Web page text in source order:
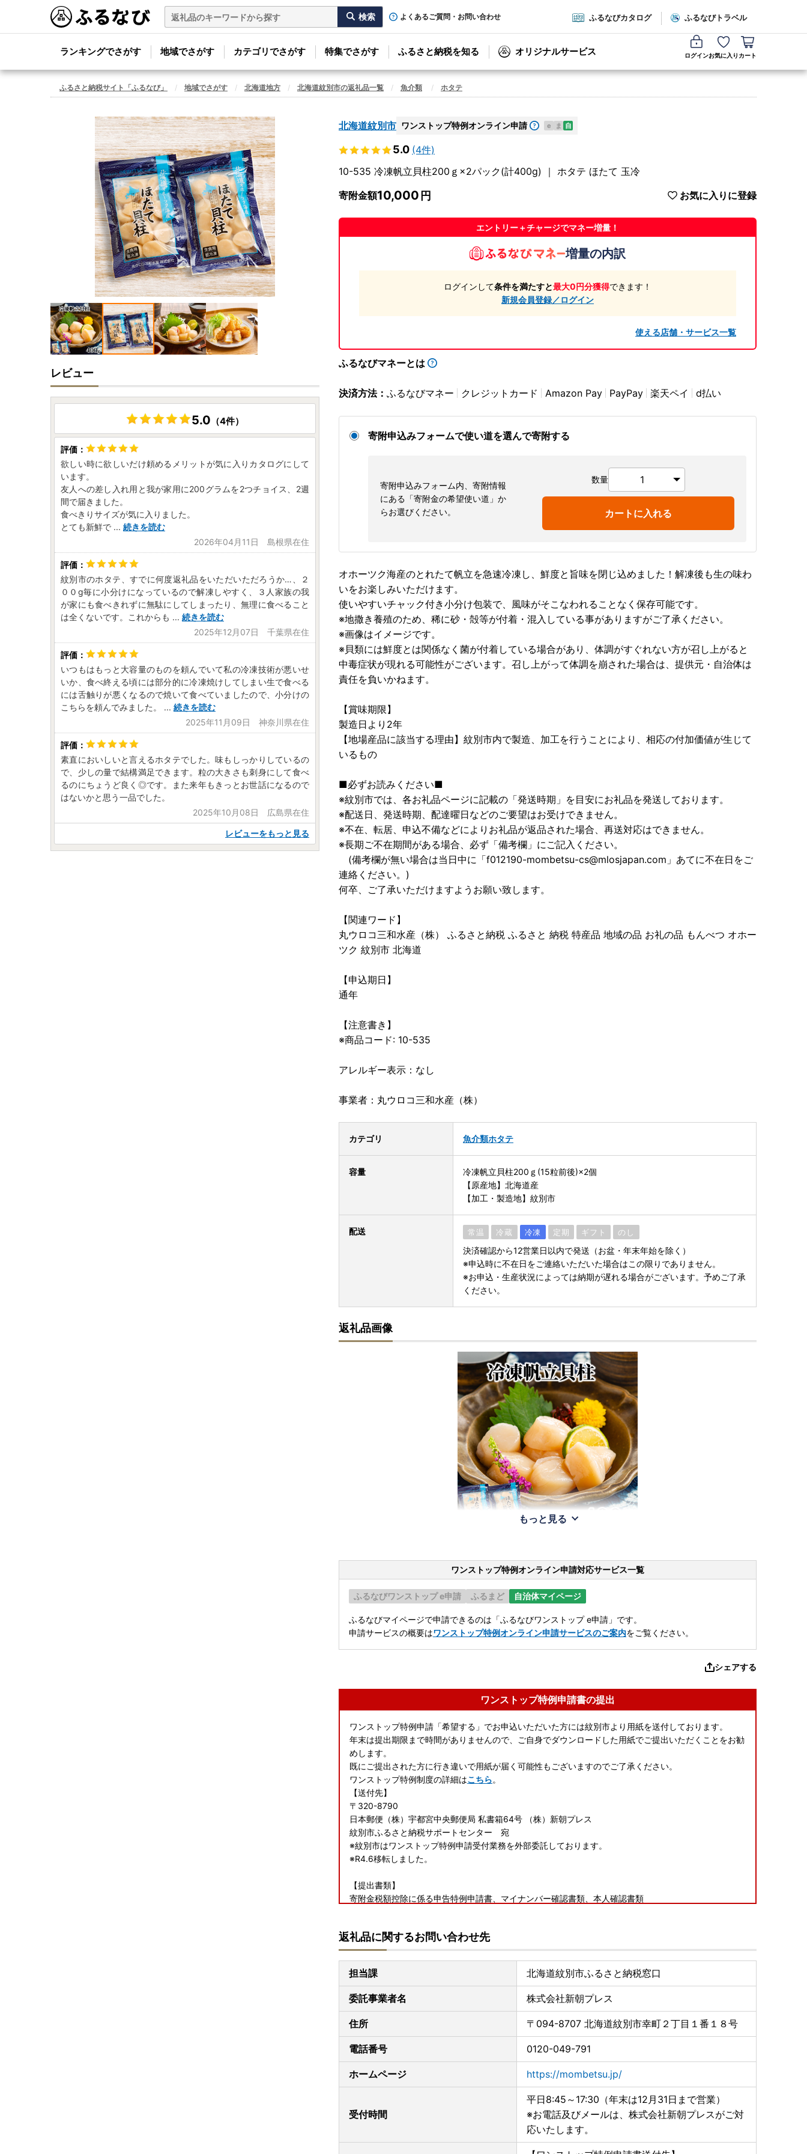
よくあるご質問・お問い合わせ ふるなびカタログ ふるなびトラベル
ランキングでさがす 地域でさがす カテゴリでさがす 特集でさがす ふるさと納税を知る オリジナルサービス ログインお気に入り カート
ふるさと納税サイト「ふるなび」 地域でさがす 北海道地方 北海道紋別市の返礼品一覧 魚介類 ホタテ
北海道紋別市 ワンストップ特例オンライン申請 e ま 自
5.0 (4件)
10-535 冷凍帆立貝柱200ｇ×2パック(計400g) ｜ ホタテ ほたて 玉冷
寄附金額10,000 お気に入りに登録
エントリー＋チャージでマネー増量！
増量の内訳
ログインして条件を満たすと最大0円分獲得できます！
新規会員登録／ログイン
使える店舗・サービス一覧
ふるなびマネーとは
決済方法： ふるなびマネー クレジットカード Amazon Pay PayPay 楽天ペイ d払い
寄附申込みフォームで使い道を選んで寄附する
寄附申込みフォーム内、寄附情報
にある「寄附金の希望使い道」か
らお選びください。
数量
カートに入れる
オホーツク海産のとれたて帆立を急速冷凍し、鮮度と旨味を閉じ込めました！解凍後も生の味わ
いをお楽しみいただけます。
使いやすいチャック付き小分け包装で、風味がそこなわれることなく保存可能です。
※地撒き養殖のため、稀に砂・殻等が付着・混入している事がありますがご了承ください。
※画像はイメージです。
※貝類には鮮度とは関係なく菌が付着している場合があり、体調がすぐれない方が召し上がると
中毒症状が現れる可能性がございます。召し上がって体調を崩された場合は、提供元・自治体は
責任を負いかねます。
【賞味期限】
製造日より2年
【地場産品に該当する理由】紋別市内で製造、加工を行うことにより、相応の付加価値が生じて
いるもの
■必ずお読みください■
※紋別市では、各お礼品ページに記載の「発送時期」を目安にお礼品を発送しております。
※配送日、発送時期、配達曜日などのご要望はお受けできません。
※不在、転居、申込不備などによりお礼品が返品された場合、再送対応はできません。
※長期ご不在期間がある場合、必ず「備考欄」にご記入ください。
(備考欄が無い場合は当日中に「f012190-mombetsu-cs@mlosjapan.com」あてに不在日をご
連絡ください。)
何卒、ご了承いただけますようお願い致します。
【関連ワード】
丸ウロコ三和水産（株） ふるさと納税 ふるさと 納税 特産品 地域の品 お礼の品 もんべつ オホー
ツク 紋別市 北海道
【申込期日】
通年
【注意書き】
※商品コード: 10-535
アレルギー表示：なし
事業者：丸ウロコ三和水産（株）
カテゴリ 魚介類ホタテ
容量
冷凍帆立貝柱200ｇ(15粒前後)×2個
【原産地】北海道産
【加工・製造地】紋別市
配送 常温 冷蔵 冷凍 定期 ギフト のし
決済確認から12営業日以内で発送（お盆・年末年始を除く）
※申込時に不在日をご連絡いただいた場合はこの限りでありません。
※お申込・生産状況によっては納期が遅れる場合がございます。予めご了承
ください。
返礼品画像
もっと見る
ワンストップ特例オンライン申請対応サービス一覧
ふるなびワンストップ e申請 ふるまど 自治体マイページ
ふるなびマイページで申請できるのは「ふるなびワンストップ e申請」です。
申請サービスの概要はワンストップ特例オンライン申請サービスのご案内をご覧ください。
シェアする
ワンストップ特例申請書の提出
ワンストップ特例申請「希望する」でお申込いただいた方には紋別市より用紙を送付しております。
年末は提出期限まで時間がありませんので、ご自身でダウンロードした用紙でご提出いただくことをお勧
めします。
既にご提出された方に行き違いで用紙が届く可能性もございますのでご了承ください。
ワンストップ特例制度の詳細はこちら。
【送付先】
〒320-8790
日本郵便（株）宇都宮中央郵便局 私書箱64号 （株）新朝プレス
紋別市ふるさと納税サポートセンター 宛
※紋別市はワンストップ特例申請受付業務を外部委託しております。
※R4.6移転しました。
【提出書類】
寄附金税額控除に係る申告特例申請書、マイナンバー確認書類、本人確認書類
[オンラインワンストップ申請をご利用ください！！]
マイナンバーカードをお持ちの方は「自治体マイページ」よりオンラインで申請いただけます。
書類の作成や郵送が不要。ぜひご利用ください。
返礼品に関するお問い合わせ先
担当課 北海道紋別市ふるさと納税窓口
委託事業者名 株式会社新朝プレス
住所 〒094-8707 北海道紋別市幸町２丁目１番１８号
電話番号 0120-049-791
ホームページ https://mombetsu.jp/
受付時間
平日8:45～17:30（年末は12月31日まで営業）
※お電話及びメールは、株式会社新朝プレスがご対
応いたします。
レビュー
5.0 （4件）
欲しい時に欲しいだけ頼めるメリットが気に入りカタログにして
います。
友人への差し入れ用と我が家用に200グラムを2つチョイス、2週
間で届きました。
食べきりサイズが気に入りました。
とても新鮮で ... 続きを読む
2026年04月11日 島根県在住
紋別市のホタテ、すでに何度返礼品をいただいただろうか…、２
００g毎に小分けになっているので解凍しやすく、３人家族の我
が家にも食べきれずに無駄にしてしまったり、無理に食べること
は全くないです。これからも ... 続きを読む
2025年12月07日 千葉県在住
いつもはもっと大容量のものを頼んでいて私の冷凍技術が悪いせ
いか、食べ終える頃には部分的に冷凍焼けしてしまい生で食べる
には舌触りが悪くなるので焼いて食べていましたので、小分けの
こちらを頼んでみました。 ... 続きを読む
2025年11月09日 神奈川県在住
素直においしいと言えるホタテでした。味もしっかりしているの
で、少しの量で結構満足できます。粒の大きさも刺身にして食べ
るのにちょうど良く◎です。また来年もきっとお世話になるので
はないかと思う一品でした。
2025年10月08日 広島県在住
レビューをもっと見る